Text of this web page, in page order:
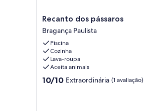
Recanto
dos
pássaros
Bragança
Paulista
Recanto dos pássaros
Bragança Paulista
Piscina
Cozinha
Lava-roupa
Aceita animais
10.0
10/10 Extraordinária (1 avaliação)